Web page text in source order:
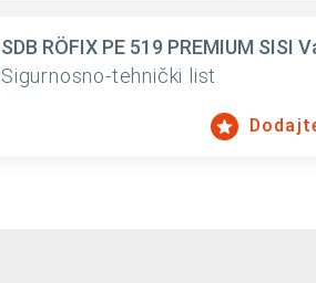
SDB RÖFIX PE 519 PREMIUM
Sigurnosno-tehnički list